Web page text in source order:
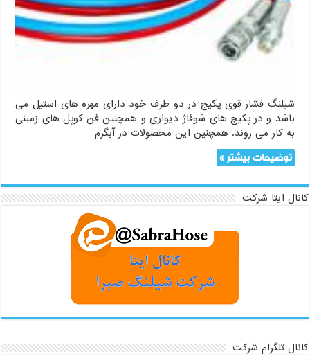
شیلنگ فشار قوی پکیج در دو طرف خود دارای مهره های استیل می
باشد و در پکیج های شوفاژ دیواری و همچنین فن کوپل های زمینی
به کار می روند. همچنین این محصولات در آبگرم
توضیحات بیشتر »
کانال ایتا شرکت
کانال تلگرام شرکت